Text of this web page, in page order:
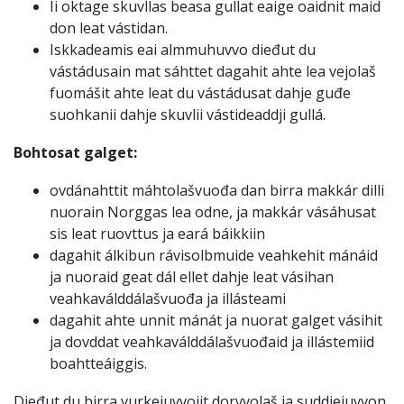
Ii oktage skuvllas beasa gullat eaige oaidnit maid
don leat vástidan.
Iskkadeamis eai almmuhuvvo dieđut du
vástádusain mat sáhttet dagahit ahte lea vejolaš
fuomášit ahte leat du vástádusat dahje guđe
suohkanii dahje skuvlii vástideaddji gullá.
Bohtosat galget:
ovdánahttit máhtolašvuođa dan birra makkár dilli
nuorain Norggas lea odne, ja makkár vásáhusat
sis leat ruovttus ja eará báikkiin
dagahit álkibun rávisolbmuide veahkehit mánáid
ja nuoraid geat dál ellet dahje leat vásihan
veahkaválddálašvuođa ja illásteami
dagahit ahte unnit mánát ja nuorat galget vásihit
ja dovddat veahkaválddálašvuođaid ja illástemiid
boahtteáiggis.